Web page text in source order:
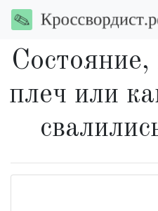
Состояние,
плеч или